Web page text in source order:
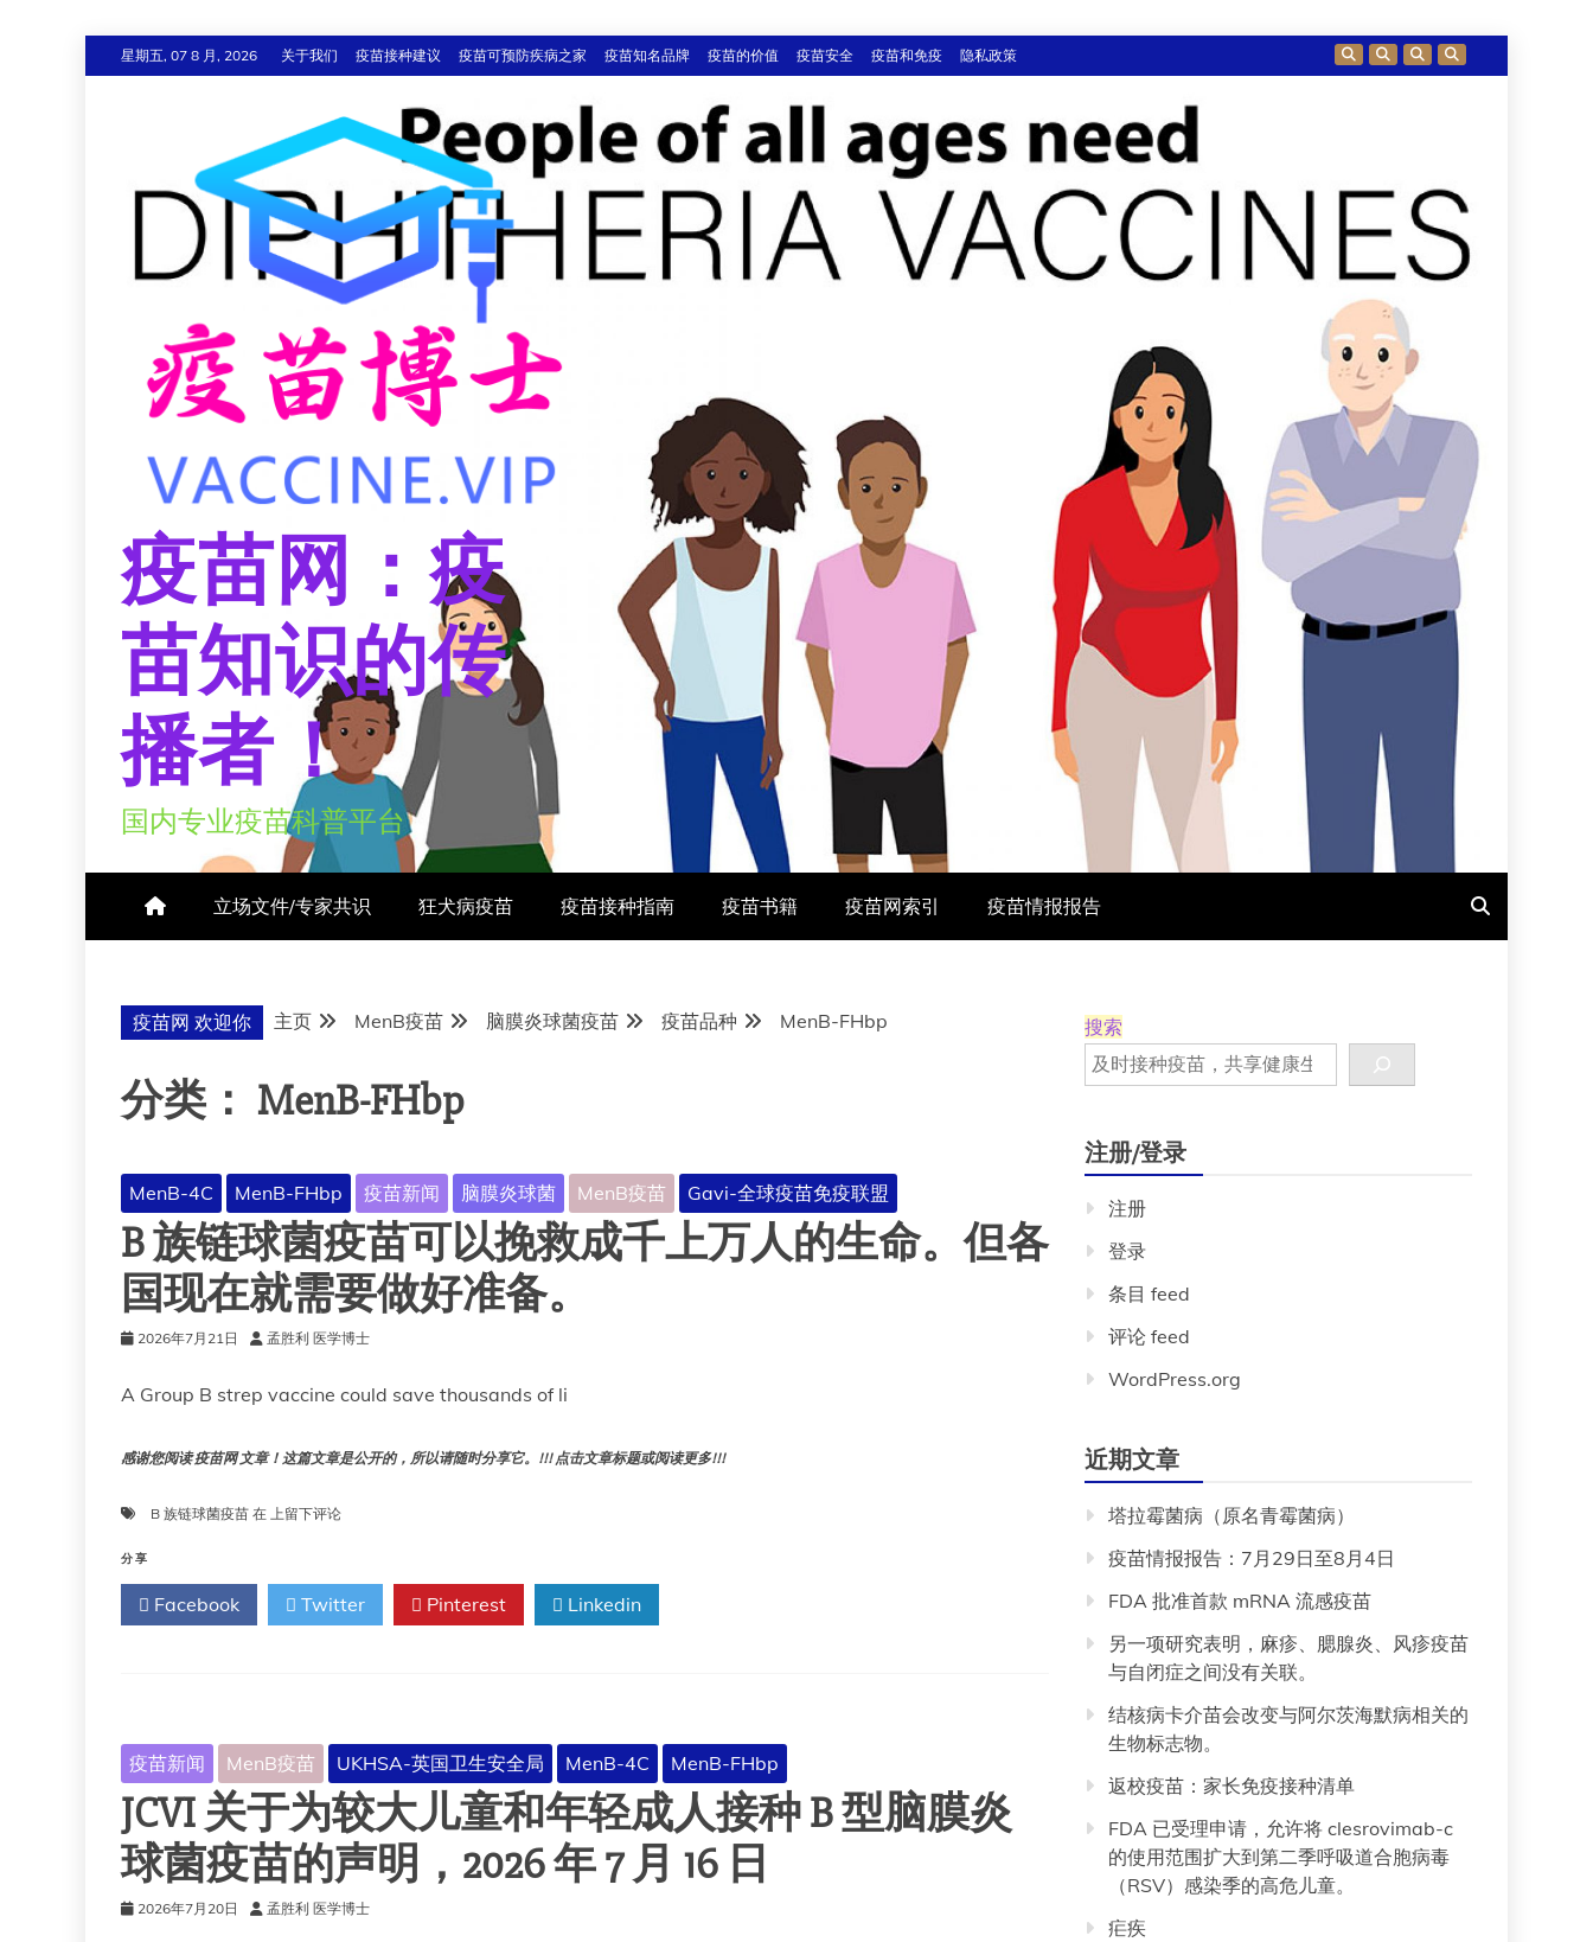
至
星期五, 07 8 月, 2026 关于我们 疫苗接种建议 疫苗可预防疾病之家 疫苗知名品牌 疫苗的价值 疫苗安全 疫苗和免疫 隐私政策
疫苗网：疫
苗知识的传
播者！
国内专业疫苗科普平台
立场文件/专家共识 狂犬病疫苗 疫苗接种指南 疫苗书籍 疫苗网索引 疫苗情报报告
疫苗网 欢迎你 主页 MenB疫苗 脑膜炎球菌疫苗 疫苗品种 MenB-FHbp
分类： MenB-FHbp
MenB-4C MenB-FHbp 疫苗新闻 脑膜炎球菌 MenB疫苗 Gavi-全球疫苗免疫联盟
B 族链球菌疫苗可以挽救成千上万人的生命。但各
国现在就需要做好准备。
2026年7月21日 孟胜利 医学博士
A Group B strep vaccine could save thousands of li
感谢您阅读 疫苗网 文章！这篇文章是公开的，所以请随时分享它。!!! 点击文章标题或阅读更多!!!
B 族链球菌疫苗 在 B
球
疫
救
成
千
万
人
生
上留下评论
分享
Facebook Twitter Pinterest Linkedin
疫苗新闻 MenB疫苗 UKHSA-英国卫生安全局 MenB-4C MenB-FHbp
JCVI 关于为较大儿童和年轻成人接种 B 型脑膜炎
球菌疫苗的声明，2026 年 7 月 16 日
2026年7月20日 孟胜利 医学博士
搜索
注册/登录
注册
登录
条目 feed
评论 feed
WordPress.org
近期文章
塔拉霉菌病（原名青霉菌病）
疫苗情报报告：7月29日至8月4日
FDA 批准首款 mRNA 流感疫苗
另一项研究表明，麻疹、腮腺炎、风疹疫苗
与自闭症之间没有关联。
结核病卡介苗会改变与阿尔茨海默病相关的
生物标志物。
返校疫苗：家长免疫接种清单
FDA 已受理申请，允许将 clesrovimab-c
的使用范围扩大到第二季呼吸道合胞病毒
（RSV）感染季的高危儿童。
疟疾